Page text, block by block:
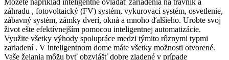
záhradu , fotovoltaický (FV) systém, vykurovací systém, osvetlenie,
zábavný systém, zámky dverí, okná a mnoho ďalšieho. Urobte svoj
život ešte efektívnejším pomocou inteligentnej automatizácie.
Využite všetky výhody spolupráce medzi týmito rôznymi typmi
zariadení . V inteligentnom dome máte všetky možnosti otvorené.
Vaše želania môžu byť obzvlášť dobre zladené v prípade